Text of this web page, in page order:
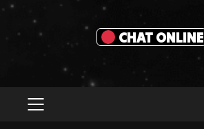
CHAT ONLINE
PRIMARY